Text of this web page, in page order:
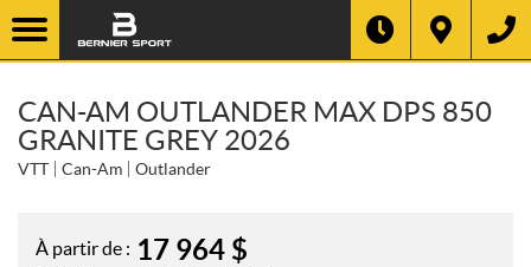
CAN-AM OUTLANDER MAX DPS 850
GRANITE GREY 2026
VTT Can-Am Outlander
À partir de : 17 964 $